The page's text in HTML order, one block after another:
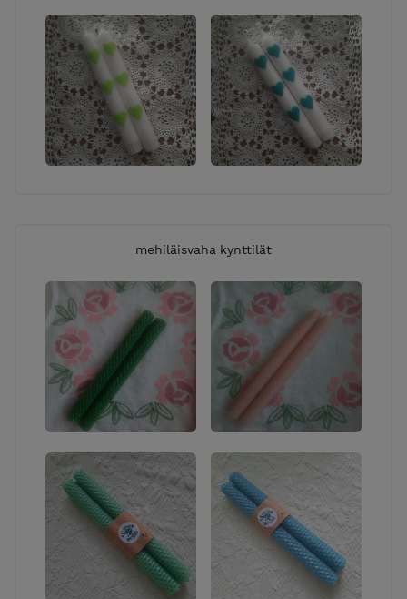
2405495-1 Huomioitavaa!!! 1.6.2026 alkaen
tuotteiden hinnat eivät sisällä enään ALV 25,5%, sillä
EkoRisain verstas ei ole enään arvonlisävero
velvollinen liiketoiminnan vähäisyyden vuoksi.
mehiläisvaha kynttilät